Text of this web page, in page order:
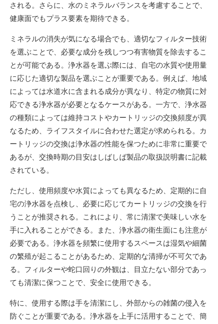
される。さらに、水のミネラルバランスを考慮することで、
健康面でもプラス要素を期待できる。
ミネラルの消失が気になる場合でも、適切なフィルター技術
を選ぶことで、必要な成分を残しつつ有害物質を除去するこ
とが可能である。浄水器を選ぶ際には、自宅の水質や使用量
に応じた適切な製品を選ぶことが重要である。例えば、地域
によっては水道水に含まれる成分が異なり、特定の物質に対
応できる浄水器が必要となるケースがある。一方で、浄水器
の種類によっては維持コストやカートリッジの交換頻度が異
なるため、ライフスタイルに合わせた選定が求められる。カ
ートリッジの交換は浄水器の性能を保つために非常に重要で
あるが、交換時期の目安はしばしば製品の取扱説明書に記載
されている。
ただし、使用頻度や水質によっても異なるため、定期的に自
宅の浄水器を点検し、必要に応じてカートリッジの交換を行
うことが推奨される。これにより、常に清潔で美味しい水を
手に入れることができる。また、浄水器の衛生面にも注意が
必要である。浄水器を頻繁に使用するスペースは湿気や細菌
の繁殖が起こることがあるため、定期的な清掃が不可欠であ
る。フィルターや蛇口回りの外観は、目立たない部分であっ
ても清潔に保つことで、安全に使用できる。
特に、使用する際は手を清潔にし、外部からの雑菌の侵入を
防ぐことが重要である。浄水器を上手に活用することで、簡